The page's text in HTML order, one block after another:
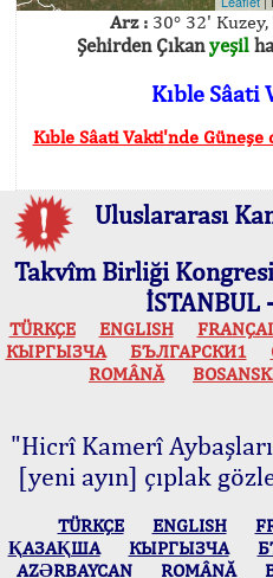
Arz :30° 32' Kuzey,
Şehirden Çıkanyeşil
Kıble Sâati
Kıble Sâati Vakti'nde
Uluslararası
Takvîm Birliği
İSTANBUL
TÜRKÇE ENGLISH
КЫPГЫЗЧA
БЪЛГАРСКИ1
ROMÂNĂ
"Hicrî Kamerî
[yeni ayın] çıplak
TÜRKÇE ENGLISH
ҚАЗАҚША
КЫPГЫЗЧA
AZӘRBAYCAN
ROMÂNĂ